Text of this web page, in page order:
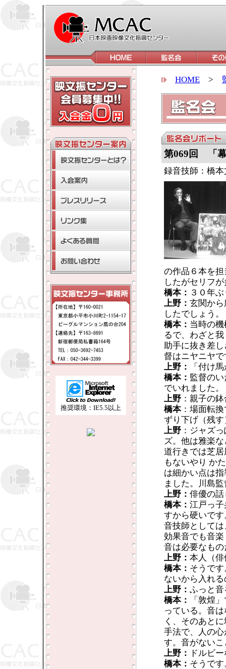
推奨環境：IE5.5以上
HOME >
第069回 「
録音技師：橋
の作品６本を
したがセリフ
橋本： ３０年
上野： 玄関か
したでしょう。
橋本： 当時の
るで、わざと
助手に抜き差
督はニヤニヤで
上野：
「付け
橋本： 監督の
でいれました。
上野 ：親子の
橋本：場面転
ずり下げ（残
上野 ：ジャズ
ズ。他は雅楽
道行きでは芝
もないやり か
は細かい点は
ました。川島
上野： 俳優の
橋本： 江戸っ
すから硬いで
音技師として
効果音でも音
音は必要なも
上野： 本人（
橋本： そうで
ないから入れ
上野： ふっと
橋本：
「敦煌
っている。音
く、そのあと
手法で、人の
す。音がない
上野：
ドルビ
橋本： そうで